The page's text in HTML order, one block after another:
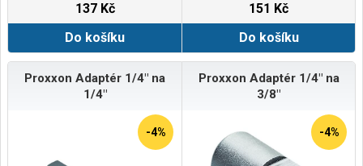
137 Kč
Do košíku
151 Kč
Do košíku
Proxxon Adaptér 1/4" na
1/4"
-4%
Proxxon Adaptér 1/4" na
3/8"
-4%